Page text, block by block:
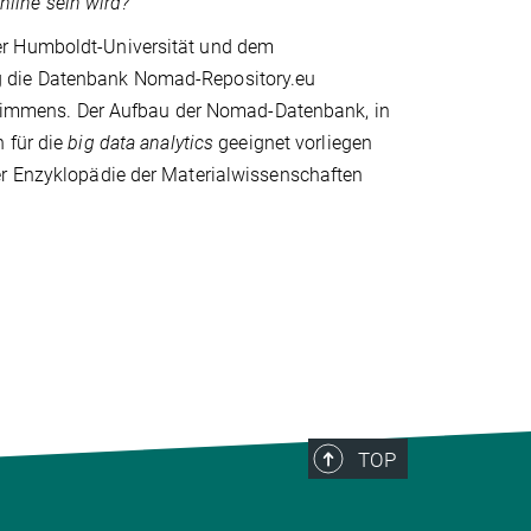
Humboldt-Universität und dem
Datenbank Nomad-Repository.eu
Der Aufbau der Nomad-Datenbank, in
für diebig data analytics geeignet vorliegen
Enzyklopädie der Materialwissenschaften
TOP